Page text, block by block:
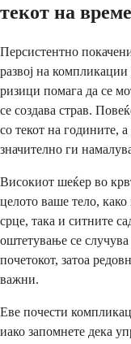
текот на
Персистентно
развој на
ризици помага да се
се создава страв.
со текот на годините,
значително ги
Високиот шеќер во
целото ваше тело,
срце, така и ситните
оштетување се
почетокот, затоа
важни.
Еве почести
иако запомнете дека